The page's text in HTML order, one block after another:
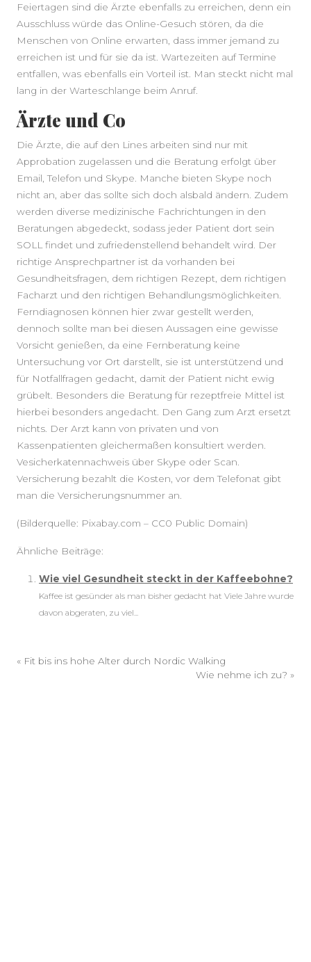
Feiertagen sind die Ärzte ebenfalls zu erreichen, denn ein
Ausschluss würde das Online-Gesuch stören, da die
Menschen von Online erwarten, dass immer jemand zu
erreichen ist und für sie da ist. Wartezeiten auf Termine
entfallen, was ebenfalls ein Vorteil ist. Man steckt nicht mal
lang in der Warteschlange beim Anruf.
Ärzte und Co
Die Ärzte, die auf den Lines arbeiten sind nur mit
Approbation zugelassen und die Beratung erfolgt über
Email, Telefon und Skype. Manche bieten Skype noch
nicht an, aber das sollte sich doch alsbald ändern. Zudem
werden diverse medizinische Fachrichtungen in den
Beratungen abgedeckt, sodass jeder Patient dort sein
SOLL findet und zufriedenstellend behandelt wird. Der
richtige Ansprechpartner ist da vorhanden bei
Gesundheitsfragen, dem richtigen Rezept, dem richtigen
Facharzt und den richtigen Behandlungsmöglichkeiten.
Ferndiagnosen können hier zwar gestellt werden,
dennoch sollte man bei diesen Aussagen eine gewisse
Vorsicht genießen, da eine Fernberatung keine
Untersuchung vor Ort darstellt, sie ist unterstützend und
für Notfallfragen gedacht, damit der Patient nicht ewig
grübelt. Besonders die Beratung für rezeptfreie Mittel ist
hierbei besonders angedacht. Den Gang zum Arzt ersetzt
nichts. Der Arzt kann von privaten und von
Kassenpatienten gleichermaßen konsultiert werden.
Vesicherkatennachweis über Skype oder Scan.
Versicherung bezahlt die Kosten, vor dem Telefonat gibt
man die Versicherungsnummer an.
(Bilderquelle: Pixabay.com – CC0 Public Domain)
Ähnliche Beiträge:
Wie viel Gesundheit steckt in der Kaffeebohne?
Kaffee ist gesünder als man bisher gedacht hat Viele Jahre wurde
davon abgeraten, zu viel...
« Fit bis ins hohe Alter durch Nordic Walking
Wie nehme ich zu? »